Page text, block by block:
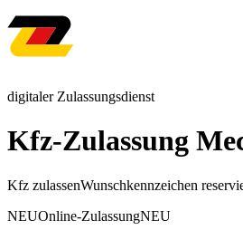
digitaler Zulassungsdienst
Kfz-Zulassung
Kfz zulassenWunschkennzeichen
NEUOnline-ZulassungNEU